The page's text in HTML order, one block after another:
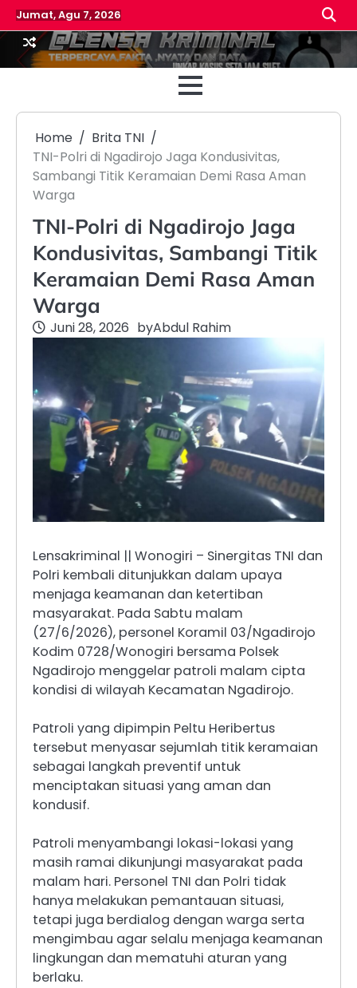
Skip
to
content
Jumat, Agu 7, 2026
Beranda
Home
Brita TNI
TNI-Polri di Ngadirojo Jaga Kondusivitas,
Sambangi Titik Keramaian Demi Rasa Aman
Warga
TNI-Polri di Ngadirojo Jaga
Kondusivitas, Sambangi Titik
Keramaian Demi Rasa Aman
Warga
Juni 28, 2026 byAbdul Rahim
Lensakriminal || Wonogiri – Sinergitas TNI dan
Polri kembali ditunjukkan dalam upaya
menjaga keamanan dan ketertiban
masyarakat. Pada Sabtu malam
(27/6/2026), personel Koramil 03/Ngadirojo
Kodim 0728/Wonogiri bersama Polsek
Ngadirojo menggelar patroli malam cipta
kondisi di wilayah Kecamatan Ngadirojo.
Patroli yang dipimpin Peltu Heribertus
tersebut menyasar sejumlah titik keramaian
sebagai langkah preventif untuk
menciptakan situasi yang aman dan
kondusif.
Patroli menyambangi lokasi-lokasi yang
masih ramai dikunjungi masyarakat pada
malam hari. Personel TNI dan Polri tidak
hanya melakukan pemantauan situasi,
tetapi juga berdialog dengan warga serta
mengimbau agar selalu menjaga keamanan
lingkungan dan mematuhi aturan yang
berlaku.